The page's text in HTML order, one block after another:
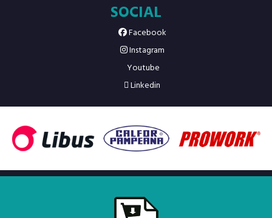
SOCIAL
Facebook
Instagram
Youtube
Linkedin